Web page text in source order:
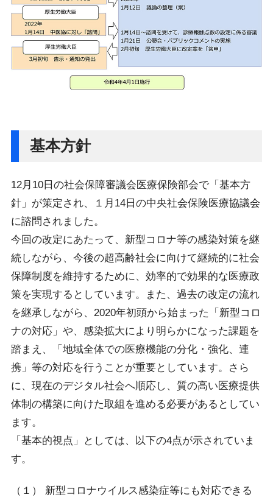
基本方針
12月10日の社会保障審議会医療保険部会で「基本方
針」が策定され、１月14日の中央社会保険医療協議会
に諮問されました。
今回の改定にあたって、新型コロナ等の感染対策を継
続しながら、今後の超高齢社会に向けて継続的に社会
保障制度を維持するために、効率的で効果的な医療政
策を実現するとしています。また、過去の改定の流れ
を継承しながら、2020年初頭から始まった「新型コロ
ナの対応」や、感染拡大により明らかになった課題を
踏まえ、「地域全体での医療機能の分化・強化、連
携」等の対応を行うことが重要としています。さら
に、現在のデジタル社会へ順応し、質の高い医療提供
体制の構築に向けた取組を進める必要があるとしてい
ます。
「基本的視点」としては、以下の4点が示されていま
す。
（１） 新型コロナウイルス感染症等にも対応できる